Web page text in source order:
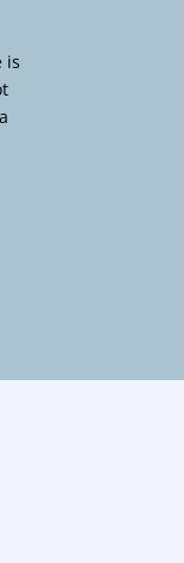
is